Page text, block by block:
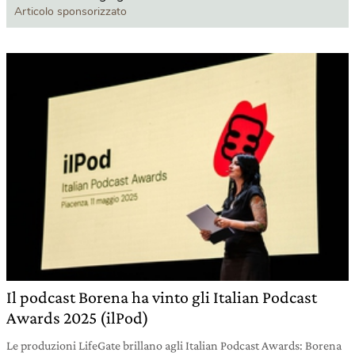
Articolo sponsorizzato
Il podcast Borena ha vinto gli Italian Podcast
Awards 2025 (ilPod)
Le produzioni LifeGate brillano agli Italian Podcast Awards: Borena